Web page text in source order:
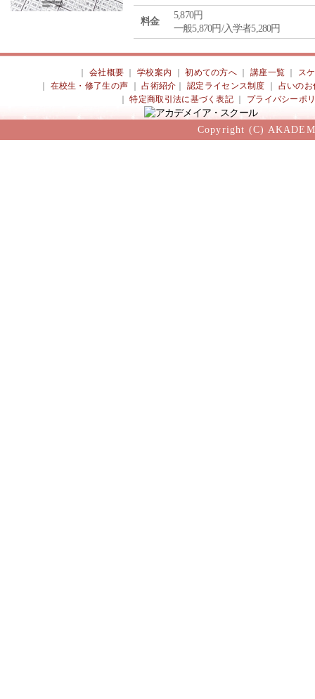
料金
5,870円
一般5,870円/入学者5,280円
会社概要 ｜学校案内 ｜初めての方へ 講座一覧
ス
在校生・修了生の声 ｜占術紹介 ｜認定ライセンス制度
占いのお
｜特定商取引法に基づく表記 プライバシーポ
Copyright (C)